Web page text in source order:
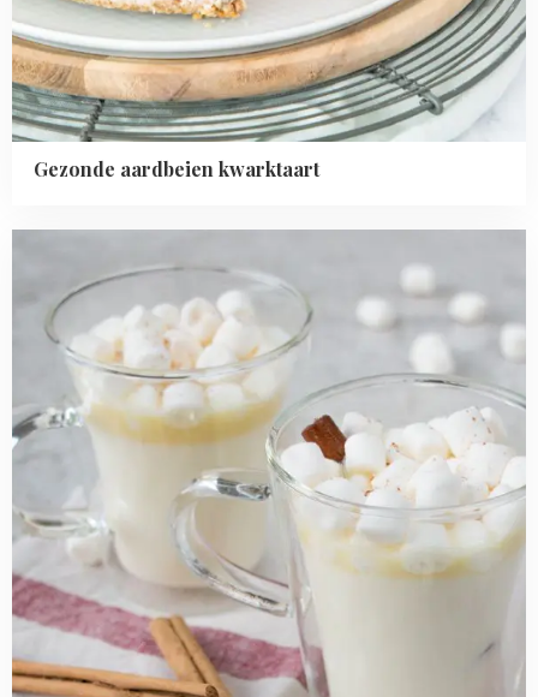
Gezonde aardbeien kwarktaart
about
Warme
chocolademelk